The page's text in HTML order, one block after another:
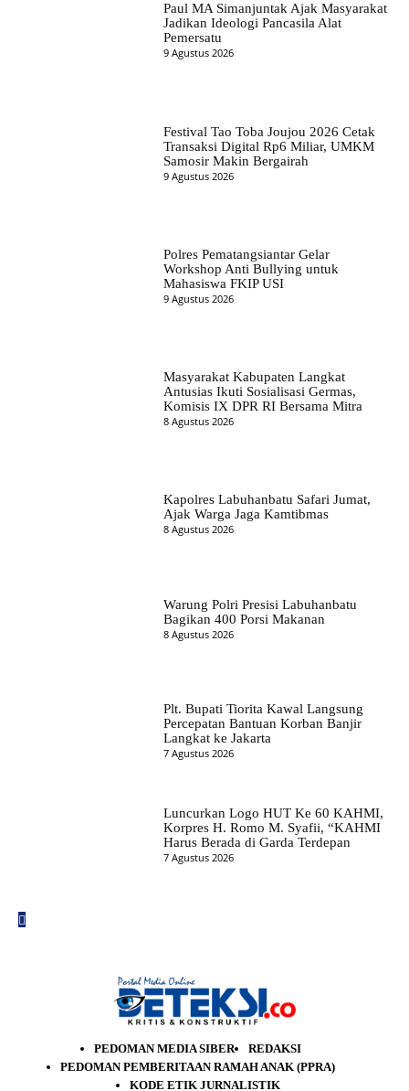
Paul MA Simanjuntak Ajak Masyarakat
Jadikan Ideologi Pancasila Alat
Pemersatu
9 Agustus 2026
Festival Tao Toba Joujou 2026 Cetak
Transaksi Digital Rp6 Miliar, UMKM
Samosir Makin Bergairah
9 Agustus 2026
Polres Pematangsiantar Gelar
Workshop Anti Bullying untuk
Mahasiswa FKIP USI
9 Agustus 2026
Masyarakat Kabupaten Langkat
Antusias Ikuti Sosialisasi Germas,
Komisis IX DPR RI Bersama Mitra
8 Agustus 2026
Kapolres Labuhanbatu Safari Jumat,
Ajak Warga Jaga Kamtibmas
8 Agustus 2026
Warung Polri Presisi Labuhanbatu
Bagikan 400 Porsi Makanan
8 Agustus 2026
Plt. Bupati Tiorita Kawal Langsung
Percepatan Bantuan Korban Banjir
Langkat ke Jakarta
7 Agustus 2026
Luncurkan Logo HUT Ke 60 KAHMI,
Korpres H. Romo M. Syafii, “KAHMI
Harus Berada di Garda Terdepan
7 Agustus 2026
PEDOMAN MEDIA SIBER
REDAKSI
PEDOMAN PEMBERITAAN RAMAH ANAK (PPRA)
KODE ETIK JURNALISTIK